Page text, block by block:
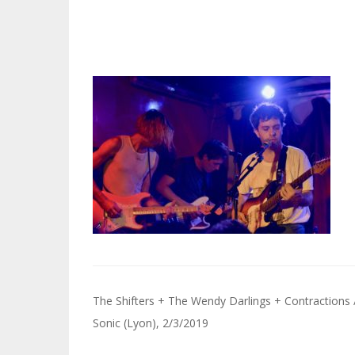
Navigation
de
The Shifters + The Wendy Darlings + Contractions
Sonic (Lyon), 2/3/2019